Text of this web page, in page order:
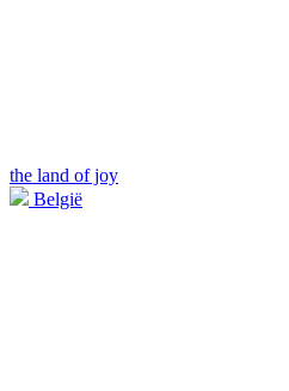
the land of joy
België